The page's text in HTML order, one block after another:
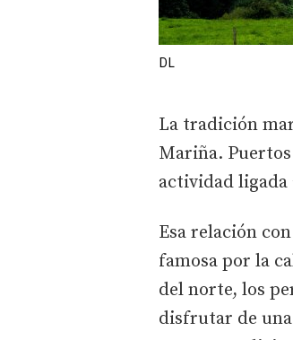
DL
La tradición
Mariña.
actividad ligada
Esa relación
famosa por la
del norte, los
disfrutar de